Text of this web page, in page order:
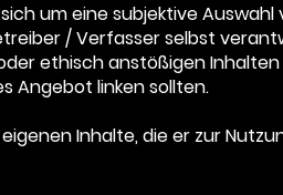
um eine subjektive
/ Verfasser selbst
ethisch anstößigen
Angebot linken sollten.
Inhalte, die er zur